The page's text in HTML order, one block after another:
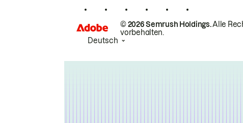
© 2026 Semrush Holdings.Alle
vorbehalten.
Deutsch